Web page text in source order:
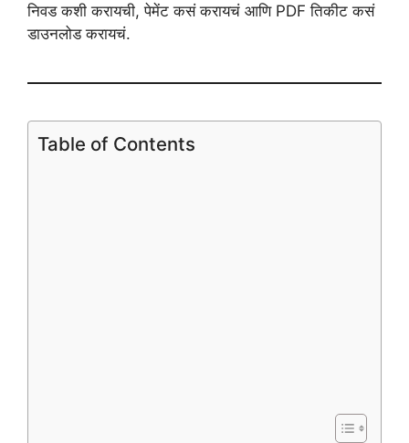
निवड कशी करायची, पेमेंट कसं करायचं आणि PDF तिकीट कसं
डाउनलोड करायचं.
Table of Contents